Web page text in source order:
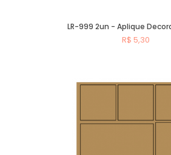
LR-999 2un - Aplique
R$ 5,30